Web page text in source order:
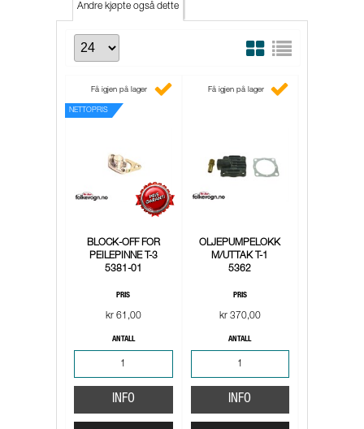
Andre kjøpte også dette
Andre kjøpte også dette
NETTOPRIS
Få igjen på lager
BLOCK-OFF FOR
PEILEPINNE T-3
5381-01
PRIS
kr 61,00
ANTALL
INFO
Få igjen på lager
OLJEPUMPELOKK
M/UTTAK T-1
5362
PRIS
kr 370,00
ANTALL
INFO